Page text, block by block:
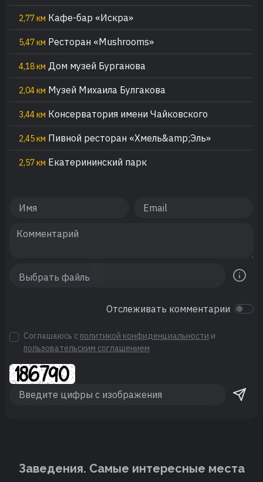
2,77 км Кафе-бар «Искра»
5,47 км Ресторан «Mushrooms»
4,18 км Дом музей Бурганова
2,04 км Музей Михаила Булгакова
3,44 км Консерватория имени Чайковского
2,45 км Пивной ресторан «Хмель&amp;Эль»
2,57 км Екатерининский парк
Отслеживать комментарии
Соглашаюсь с политикой конфиденциальности и
пользовательским соглашением
Заведения. Cамые интересные места